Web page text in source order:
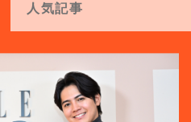
人気記事